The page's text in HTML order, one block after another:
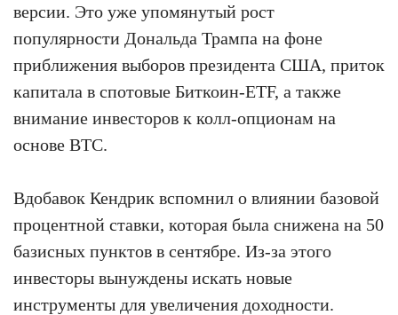
версии. Это уже упомянутый рост
популярности Дональда Трампа на фоне
приближения выборов президента США, приток
капитала в спотовые Биткоин-ETF, а также
внимание инвесторов к колл-опционам на
основе BTC.
Вдобавок Кендрик вспомнил о влиянии базовой
процентной ставки, которая была снижена на 50
базисных пунктов в сентябре. Из-за этого
инвесторы вынуждены искать новые
инструменты для увеличения доходности.